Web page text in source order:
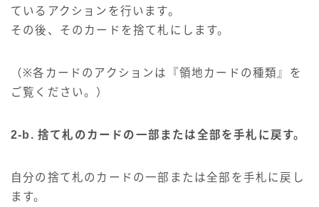
ているアクションを行います。
その後、そのカードを捨て札にします。
（※各カードのアクションは『領地カードの種類』を
ご覧ください。）
2-b. 捨て札のカードの一部または全部を手札に戻す。
自分の捨て札のカードの一部または全部を手札に戻し
ます。